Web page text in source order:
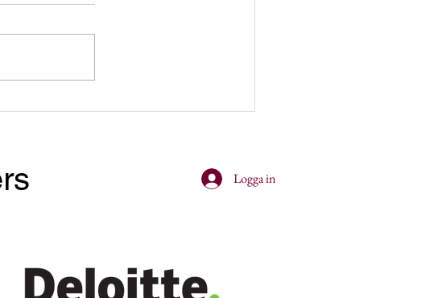
Logga in